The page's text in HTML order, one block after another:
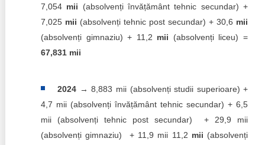
7,054 mii (absolvenți învățământ tehnic secundar) +
7,025 mii (absolvenți tehnic post secundar) + 30,6 mii
(absolvenți gimnaziu) + 11,2 mii (absolvenți liceu) =
67,831 mii
2024 → 8,883 mii (absolvenți studii superioare) +
4,7 mii (absolvenți învățământ tehnic secundar) + 6,5
mii (absolvenți tehnic post secundar) + 29,9 mii
(absolvenți gimnaziu) + 11,9 mii 11,2 mii (absolvenți